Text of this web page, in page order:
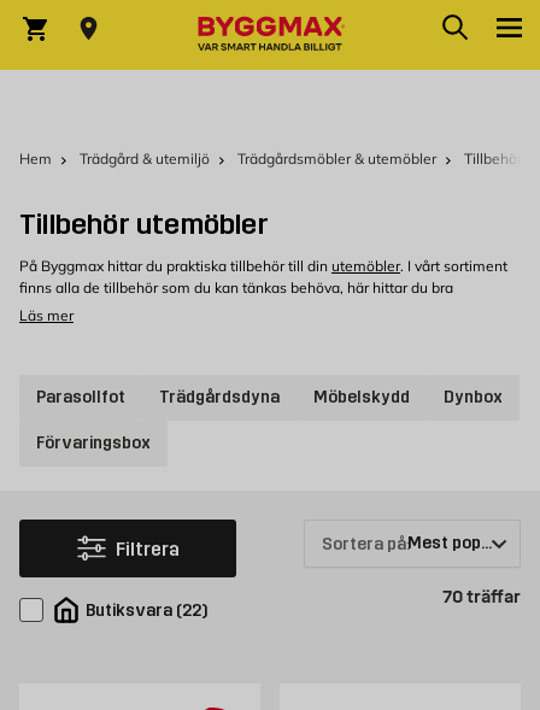
Varukorg Sök
Hem Trädgård & utemiljö Trädgårdsmöbler & utemöbler Tillbehör
Tillbehör utemöbler
På Byggmax hittar du praktiska tillbehör till din utemöbler. I vårt sortiment
finns alla de tillbehör som du kan tänkas behöva, här hittar du bra
utrustning som kompletterar din utemöbler.
köpa bekvämt från Byggmax. Kom in till din närmaste Byggmax-butik eller
Läs mer
Parasollfot Trädgårdsdyna Möbelskydd Dynbox
Förvaringsbox
Filtrera
Butiksvara (22)
Sortera på:
70träffar